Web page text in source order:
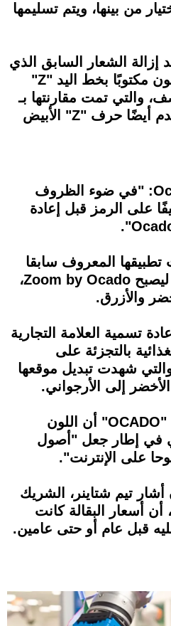
منتج للاختيار من بينها، ويتم تسليمها
إزالة الشعار السابق الذي
كان يضم دائرة وردية اللون مكتوبًا بخط اليد "Z"
والتي تمت مقارنتها بـ
"Zwastika" حيث تستخدم أيضًا حرف "Z" الأبيض
أعلن متحدث باسم Ocado: "في ضوء الظروف
على الرمز قبل إعادة
المعروف سابقا
باسم "Ocado Zoom"، ليصبح Zoom by Ocado،
والأزرق.
تسمية العلامة التجارية
بالتجزئة على
والتي شهدت تبديل موقعها
إلى الأرجواني.
وعلاوة على ذلك، أعلنت "OCADO" أن اللون
في إطار جعل "أصول
على الإنترنت".
أشار تيم شتاينر، الشريك
أسعار البقالة كانت
قبل عام أو حتى عامين.